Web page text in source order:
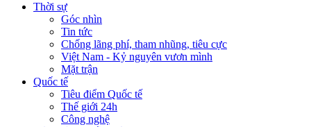
Thời sự
Góc nhìn
Tin tức
Chống lãng phí, tham nhũng, tiêu cực
Việt Nam - Kỷ nguyên vươn mình
Mặt trận
Quốc tế
Tiêu điểm Quốc tế
Thế giới 24h
Công nghệ